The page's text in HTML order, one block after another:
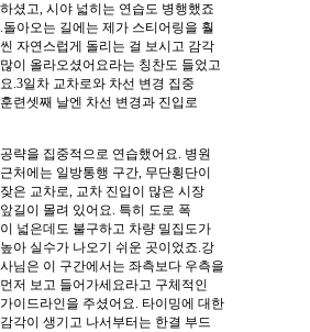
하셨고, 시야 넓히는 연습도 병행했죠
.돌아오는 길에는 제가 스티어링을 훨
씬 자연스럽게 돌리는 걸 보시고 감각
많이 올라오셨어요라는 칭찬도 들었고
요.3일차 교차로와 차선 변경 집중
훈련셋째 날엔 차선 변경과 진입로
공략을 집중적으로 연습했어요. 병원
근처에는 일방통행 구간, 무단횡단이
잦은 교차로, 교차 진입이 많은 시장
앞길이 몰려 있어요. 특히 도로 폭
이 넓은데도 불구하고 차량 밀집도가
높아 실수가 나오기 쉬운 곳이었죠.강
사님은 이 구간에서는 좌측보다 우측을
먼저 보고 들어가세요라고 구체적인
가이드라인을 주셨어요. 타이밍에 대한
감각이 생기고 나서부터는 한결 부드